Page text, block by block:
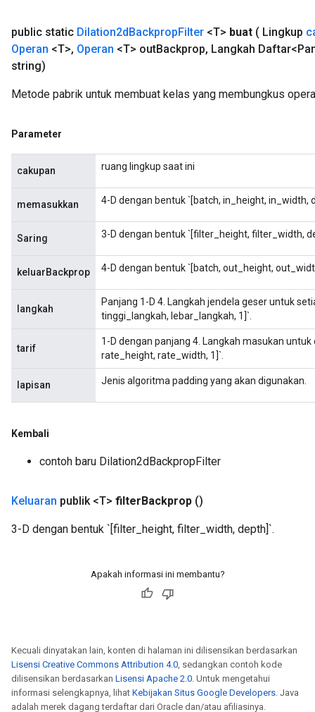
public static Dilation2dBackpropFilter <T> buat ( Lingkup
Operan <T>, Operan <T> outBackprop, Langkah
string)
Metode pabrik untuk membuat kelas yang membungkus
Parameter
cakupan ruang lingkup saat ini
memasukkan 4-D dengan bentuk `[batch, in_height, in_width,
Saring 3-D dengan bentuk `[filter_height, filter_width,
keluarBackprop 4-D dengan bentuk `[batch, out_height,
langkah
Panjang 1-D 4. Langkah jendela geser untuk
tinggi_langkah, lebar_langkah, 1]`.
tarif
1-D dengan panjang 4. Langkah masukan
rate_height, rate_width, 1]`.
lapisan Jenis algoritma padding yang akan digunakan.
Kembali
contoh baru Dilation2dBackpropFilter
Keluaran publik <T> filterBackprop ()
3-D dengan bentuk `[filter_height, filter_width, depth]`.
Apakah informasi ini membantu?
Kecuali dinyatakan lain, konten di halaman ini dilisensikan berdasarkan
Lisensi Creative Commons Attribution 4.0, sedangkan contoh kode
dilisensikan berdasarkan Lisensi Apache 2.0. Untuk mengetahui
informasi selengkapnya, lihat Kebijakan Situs Google Developers. Java
adalah merek dagang terdaftar dari Oracle dan/atau afiliasinya.